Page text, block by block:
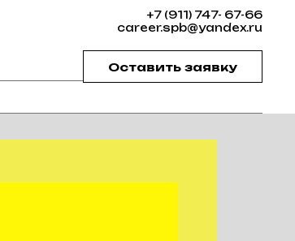
+7 (911) 747- 67-66
career.spb@yandex.ru
Оставить заявку